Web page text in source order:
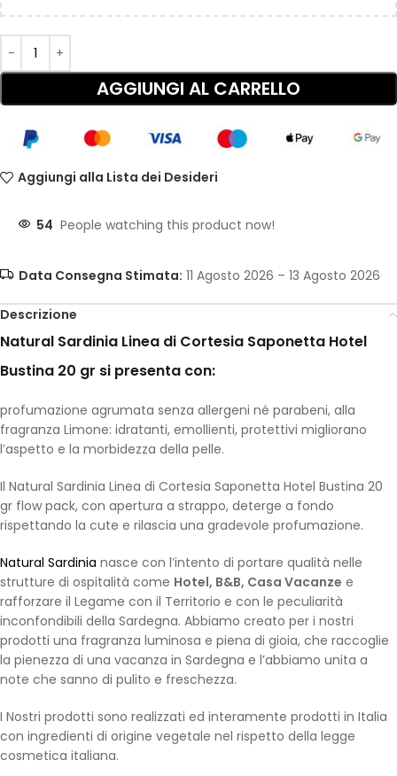
AGGIUNGI AL CARRELLO
Aggiungi alla Lista dei Desideri
54 People watching this product now!
Data Consegna Stimata: 11 Agosto 2026 – 13 Agosto 2026
Descrizione
Natural Sardinia Linea di Cortesia Saponetta Hotel
Bustina 20 gr si presenta con:
profumazione agrumata senza allergeni né parabeni, alla
fragranza Limone: idratanti, emollienti, protettivi migliorano
l’aspetto e la morbidezza della pelle.
Il Natural Sardinia Linea di Cortesia Saponetta Hotel Bustina 20
gr flow pack, con apertura a strappo, deterge a fondo
rispettando la cute e rilascia una gradevole profumazione.
Natural Sardinia nasce con l’intento di portare qualità nelle
strutture di ospitalità come Hotel, B&B, Casa Vacanze e
rafforzare il Legame con il Territorio e con le peculiarità
inconfondibili della Sardegna. Abbiamo creato per i nostri
prodotti una fragranza luminosa e piena di gioia, che raccoglie
la pienezza di una vacanza in Sardegna e l’abbiamo unita a
note che sanno di pulito e freschezza.
I Nostri prodotti sono realizzati ed interamente prodotti in Italia
con ingredienti di origine vegetale nel rispetto della legge
cosmetica italiana.